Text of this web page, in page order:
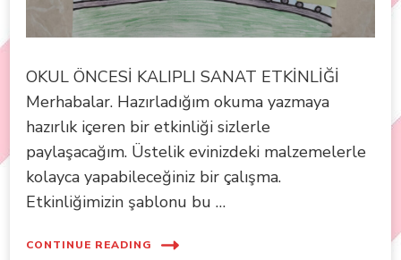
OKUL ÖNCESİ KALIPLI SANAT ETKİNLİĞİ
Merhabalar. Hazırladığım okuma yazmaya
hazırlık içeren bir etkinliği sizlerle
paylaşacağım. Üstelik evinizdeki malzemelerle
kolayca yapabileceğiniz bir çalışma.
Etkinliğimizin şablonu bu …
CONTINUE READING